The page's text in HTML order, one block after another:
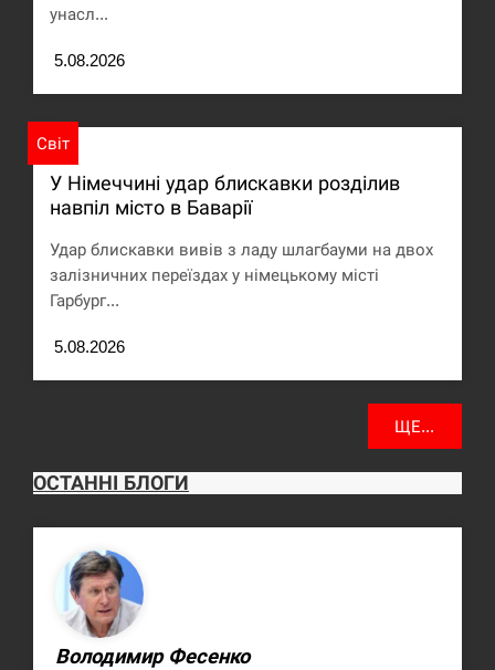
унасл...
5.08.2026
Світ
У Німеччині удар блискавки розділив
навпіл місто в Баварії
Удар блискавки вивів з ладу шлагбауми на двох
залізничних переїздах у німецькому місті
Гарбург...
5.08.2026
ЩЕ...
ОСТАННІ БЛОГИ
Володимир Фесенко